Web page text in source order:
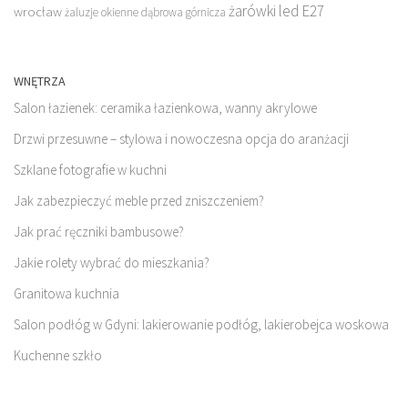
wrocławżaluzje okienne dąbrowa górnicza żarówki led E27
WNĘTRZA
Salon łazienek: ceramika łazienkowa, wanny akrylowe
Drzwi przesuwne – stylowa i nowoczesna opcja do aranżacji
Szklane fotografie w kuchni
Jak zabezpieczyć meble przed zniszczeniem?
Jak prać ręczniki bambusowe?
Jakie rolety wybrać do mieszkania?
Granitowa kuchnia
Salon podłóg w Gdyni: lakierowanie podłóg, lakierobejca woskowa
Kuchenne szkło